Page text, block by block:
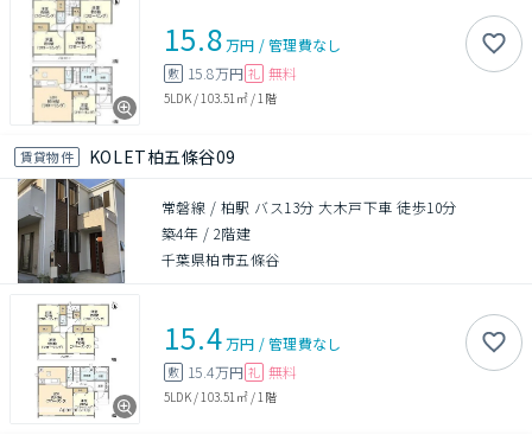
15.8万円 /管理費なし
敷 15.8万円 礼 無料
5LDK/ 103.51㎡/ 1階
賃貸物件 KOLET柏五條谷09
常磐線 / 柏駅 バス13分 大木戸下車 徒歩10分
築4年 / 2階建
千葉県柏市五條谷
15.4万円 /管理費なし
敷 15.4万円 礼 無料
5LDK/ 103.51㎡/ 1階